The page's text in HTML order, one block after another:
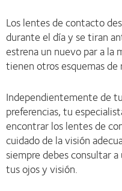
Los lentes de contacto
durante el día y se tiran
estrena un nuevo par a la
tienen otros esquemas
Independientemente de
preferencias, tu
encontrar los lentes de
cuidado de la visión
siempre debes consultar
tus ojos y visión.